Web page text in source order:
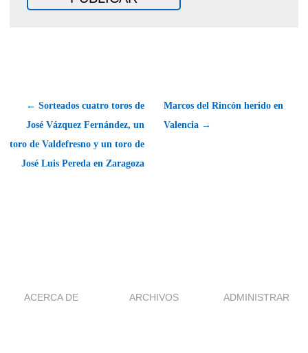
← Sorteados cuatro toros de
José Vázquez Fernández, un
toro de Valdefresno y un toro de
José Luis Pereda en Zaragoza
Marcos del Rincón herido en
Valencia →
ACERCA DE ARCHIVOS ADMINISTRAR